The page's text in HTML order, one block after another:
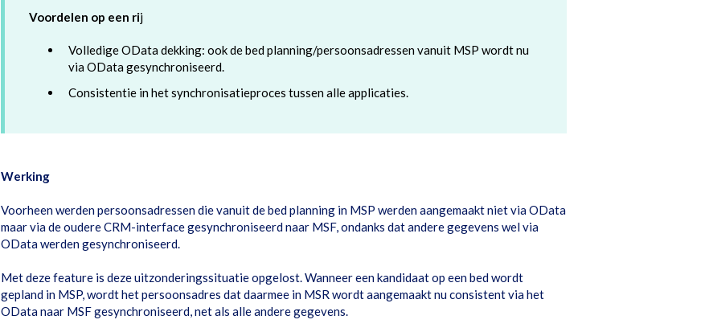
Voordelen op een rij
Volledige OData dekking: ook de bed planning/persoonsadressen vanuit MSP wordt nu
via OData gesynchroniseerd.
Consistentie in het synchronisatieproces tussen alle applicaties.
Werking
Voorheen werden persoonsadressen die vanuit de bed planning in MSP werden aangemaakt niet via OData
maar via de oudere CRM-interface gesynchroniseerd naar MSF, ondanks dat andere gegevens wel via
OData werden gesynchroniseerd.
Met deze feature is deze uitzonderingssituatie opgelost. Wanneer een kandidaat op een bed wordt
gepland in MSP, wordt het persoonsadres dat daarmee in MSR wordt aangemaakt nu consistent via het
OData naar MSF gesynchroniseerd, net als alle andere gegevens.